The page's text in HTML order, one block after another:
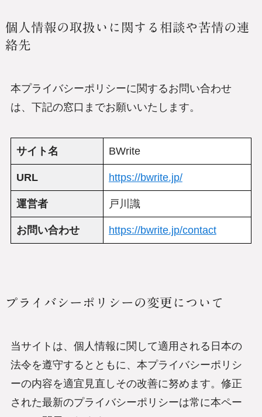
個人情報の取扱いに関する相談や苦情の連
絡先
本プライバシーポリシーに関するお問い合わせ
は、下記の窓口までお願いいたします。
サイト名 BWrite
URL https://bwrite.jp/
運営者 戸川識
お問い合わせ https://bwrite.jp/contact
プライバシーポリシーの変更について
当サイトは、個人情報に関して適用される日本の
法令を遵守するとともに、本プライバシーポリシ
ーの内容を適宜見直しその改善に努めます。修正
された最新のプライバシーポリシーは常に本ペー